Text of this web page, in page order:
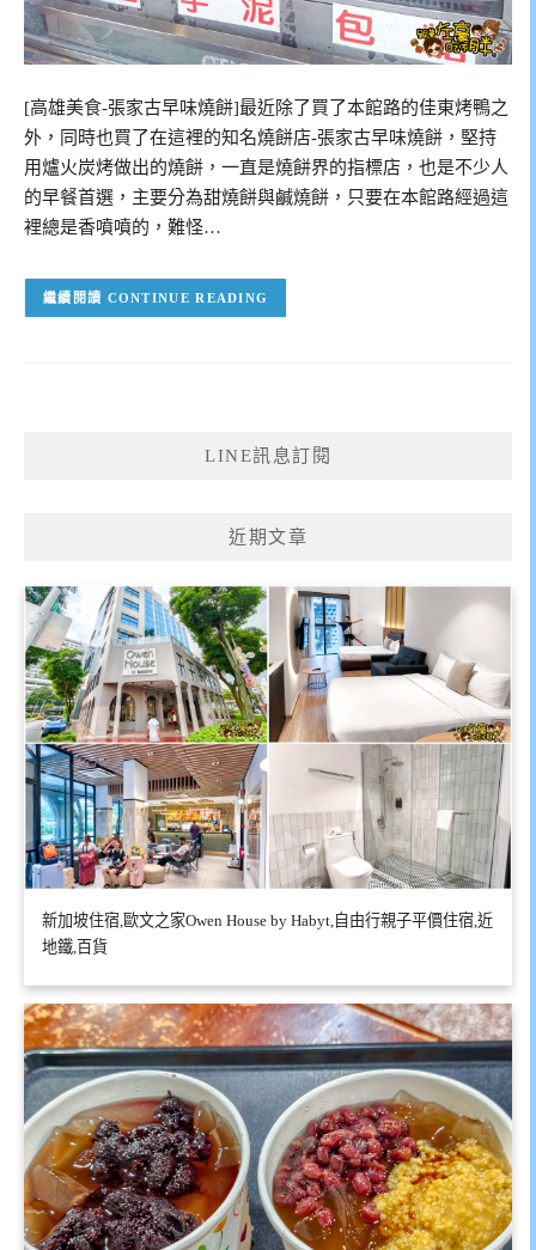
[高雄美食-張家古早味燒餅]最近除了買了本館路的佳東烤鴨之
外，同時也買了在這裡的知名燒餅店-張家古早味燒餅，堅持
用爐火炭烤做出的燒餅，一直是燒餅界的指標店，也是不少人
的早餐首選，主要分為甜燒餅與鹹燒餅，只要在本館路經過這
裡總是香噴噴的，難怪…
CONTINUE READING
LINE訊息訂閱
近期文章
新加坡住宿,歐文之家Owen House by Habyt,自由行親子平價住宿,近
地鐵,百貨